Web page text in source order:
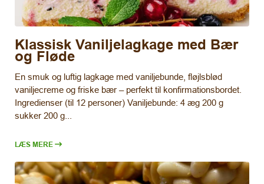
Klassisk Vaniljelagkage med Bær
og Fløde
En smuk og luftig lagkage med vaniljebunde, fløjlsblød
vaniljecreme og friske bær – perfekt til konfirmationsbordet.
Ingredienser (til 12 personer) Vaniljebunde: 4 æg 200 g
sukker 200 g...
LÆS MERE